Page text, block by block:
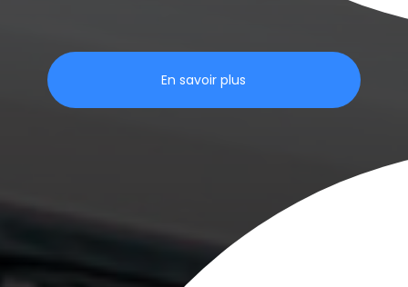
En savoir plus